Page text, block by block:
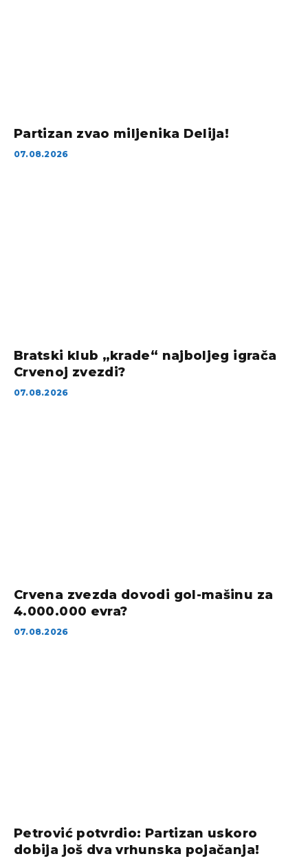
Partizan zvao miljenika Delija!
07.08.2026
Bratski klub „krade“ najboljeg igrača
Crvenoj zvezdi?
07.08.2026
Crvena zvezda dovodi gol-mašinu za
4.000.000 evra?
07.08.2026
Petrović potvrdio: Partizan uskoro
dobija još dva vrhunska pojačanja!